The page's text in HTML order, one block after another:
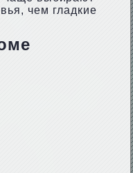
чем гладкие